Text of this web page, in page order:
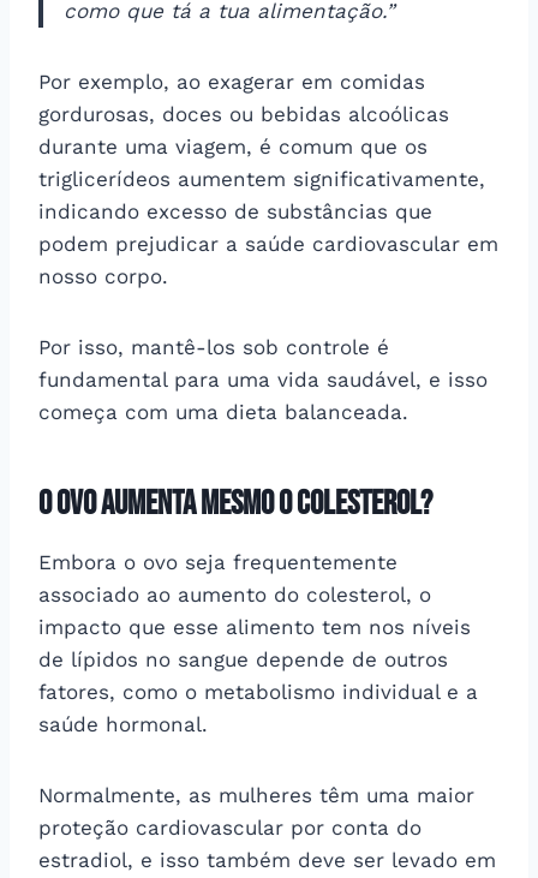
como que tá a tua alimentação.”
Por exemplo, ao exagerar em comidas
gordurosas, doces ou bebidas alcoólicas
durante uma viagem, é comum que os
triglicerídeos aumentem significativamente,
indicando excesso de substâncias que
podem prejudicar a saúde cardiovascular em
nosso corpo.
Por isso, mantê-los sob controle é
fundamental para uma vida saudável, e isso
começa com uma dieta balanceada.
O ovo aumenta mesmo o colesterol?
Embora o ovo seja frequentemente
associado ao aumento do colesterol, o
impacto que esse alimento tem nos níveis
de lípidos no sangue depende de outros
fatores, como o metabolismo individual e a
saúde hormonal.
Normalmente, as mulheres têm uma maior
proteção cardiovascular por conta do
estradiol, e isso também deve ser levado em